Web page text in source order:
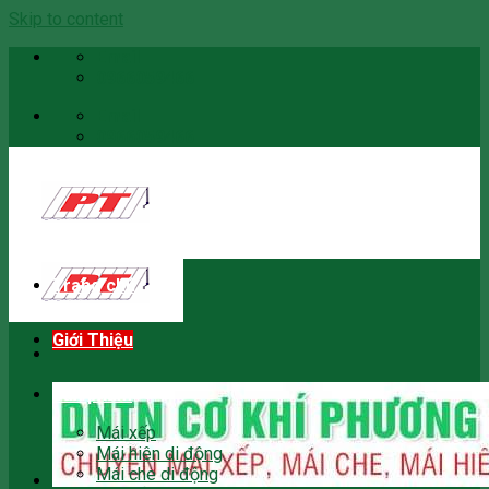
Skip to content
Trang chủ
Giới Thiệu
Sản phẩm
Mái xếp
Mái hiên di động
Mái che di động